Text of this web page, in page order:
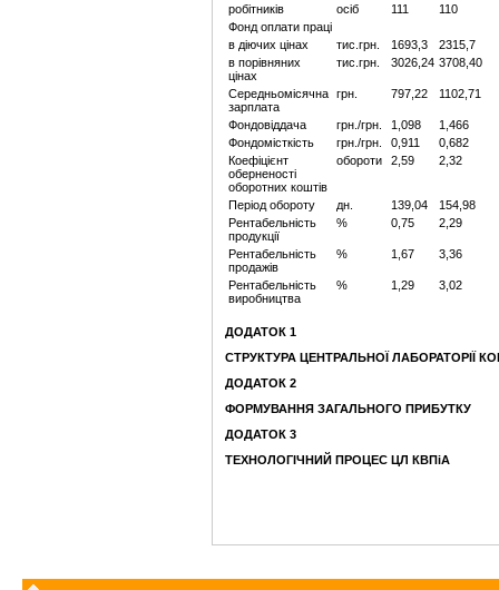
робітників осіб 111
110
Фонд оплати праці
в діючих цінах
тис.грн. 1693,3
2315,7
в порівняних
цінах
тис.грн. 3026,24 3708,40
Середньомісячна
зарплата
грн. 797,22 1102,71
Фондовіддача грн./грн. 1,098
1,466
Фондомісткість
грн./грн. 0,911
0,682
Коефіцієнт
оберненості
оборотних коштів
обороти 2,59 2,32
Період обороту дн. 139,04
154,98
Рентабельність
продукції
% 0,75 2,29
Рентабельність
продажів
% 1,67 3,36
Рентабельність
виробництва
% 1,29 3,02
ДОДАТОК 1
СТРУКТУРА ЦЕНТРАЛЬНОЇ ЛАБОРАТОРІЇ
ДОДАТОК 2
ФОРМУВАННЯ ЗАГАЛЬНОГО ПРИБУТКУ
ДОДАТОК 3
ТЕХНОЛОГІЧНИЙ ПРОЦЕС ЦЛ КВПіА